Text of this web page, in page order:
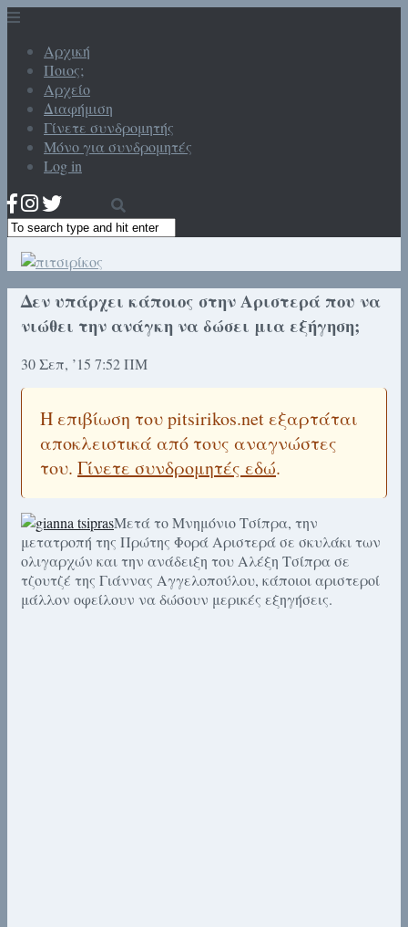
Αρχική
Ποιος;
Αρχείο
Διαφήμιση
Γίνετε συνδρομητής
Μόνο για συνδρομητές
Log in
Δεν υπάρχει κάποιος στην Αριστερά που να
νιώθει την ανάγκη να δώσει μια εξήγηση;
30 Σεπ, ’15 7:52 ΠΜ
Η επιβίωση του pitsirikos.net εξαρτάται
αποκλειστικά από τους αναγνώστες
του. Γίνετε συνδρομητές εδώ.
Μετά το Μνημόνιο Τσίπρα, την
μετατροπή της Πρώτης Φορά Αριστερά σε σκυλάκι των
ολιγαρχών και την ανάδειξη του Αλέξη Τσίπρα σε
τζουτζέ της Γιάννας Αγγελοπούλου, κάποιοι αριστεροί
μάλλον οφείλουν να δώσουν μερικές εξηγήσεις.